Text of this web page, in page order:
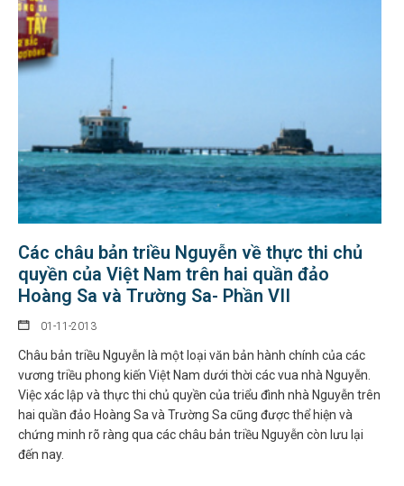
Các châu bản triều Nguyễn về thực thi chủ
quyền của Việt Nam trên hai quần đảo
Hoàng Sa và Trường Sa- Phần VII
01-11-2013
Châu bản triều Nguyễn là một loại văn bản hành chính của các
vương triều phong kiến Việt Nam dưới thời các vua nhà Nguyễn.
Việc xác lập và thực thi chủ quyền của triểu đình nhà Nguyễn trên
hai quần đảo Hoàng Sa và Trường Sa cũng được thể hiện và
chứng minh rõ ràng qua các châu bản triều Nguyễn còn lưu lại
đến nay.